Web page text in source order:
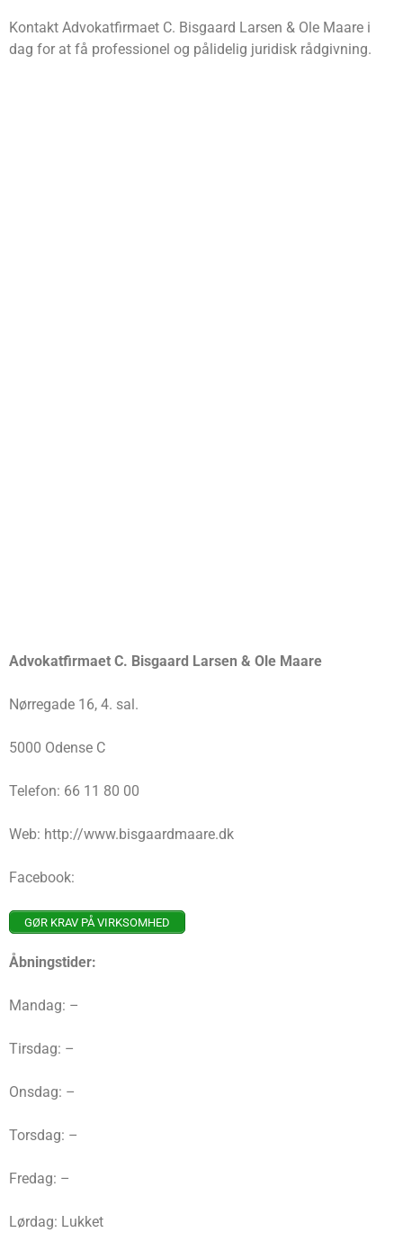
Kontakt Advokatfirmaet C. Bisgaard Larsen & Ole Maare i
dag for at få professionel og pålidelig juridisk rådgivning.
Advokatfirmaet C. Bisgaard Larsen & Ole Maare
Nørregade 16, 4. sal.
5000 Odense C
Telefon: 66 11 80 00
Web: http://www.bisgaardmaare.dk
Facebook:
GØR KRAV PÅ VIRKSOMHED
Åbningstider:
Mandag: –
Tirsdag: –
Onsdag: –
Torsdag: –
Fredag: –
Lørdag: Lukket